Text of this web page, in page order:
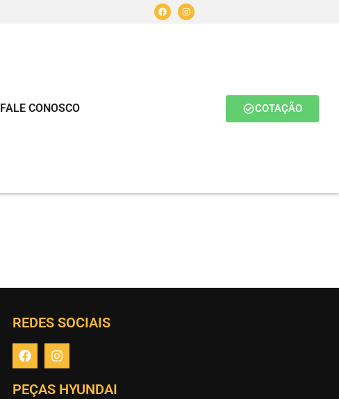
FALE CONOSCO COTAÇÃO
REDES SOCIAIS
PEÇAS HYUNDAI